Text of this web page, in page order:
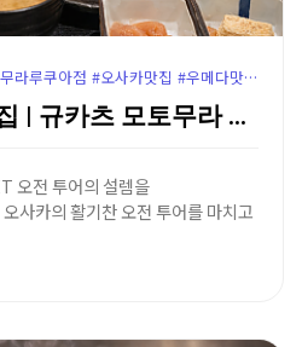
#규카츠모토무라 #규카츠모토무라루쿠아점 #오사카맛집 #우메다맛집 #루쿠아몰맛집 #오사카규카츠 #우메다규카츠 #오사카여행코스 #우메다루쿠아몰 #오사카맛집추천 #루쿠아10층맛집
오사카 우메다 맛집 | 규카츠 모토무라 루쿠아점 - 화…
오전 투어의 설렘을
사카의 활기찬 오전 투어를 마치고